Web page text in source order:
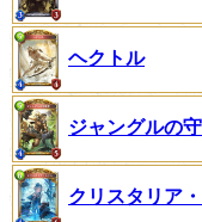
ヘクトル
ジャングルの
クリスタリア